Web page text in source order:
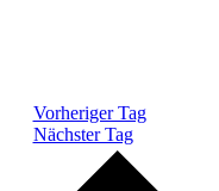
Vorheriger Tag
Nächster Tag